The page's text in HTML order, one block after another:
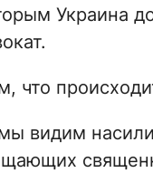
Украина
что
видим